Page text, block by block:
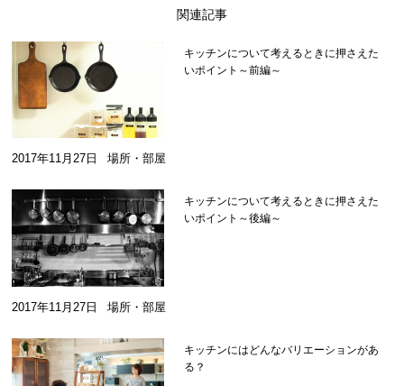
関連記事
キッチンについて考えるときに押さえた
いポイント～前編～
2017年11月27日 場所・部屋
キッチンについて考えるときに押さえた
いポイント～後編～
2017年11月27日 場所・部屋
キッチンにはどんなバリエーションがあ
る？